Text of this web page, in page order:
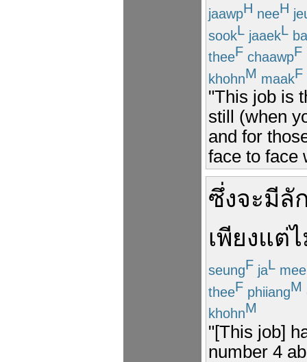
jaawpH neeH
sookL jaaekL
theeF chaawpF
khohnM maakF
"This job is
still (when
and for
face to face
ซึ่งจะมีลั
เพียงแต่
seungF jaL mee
theeF phiiangM
khohnM
"[This job]
number 4